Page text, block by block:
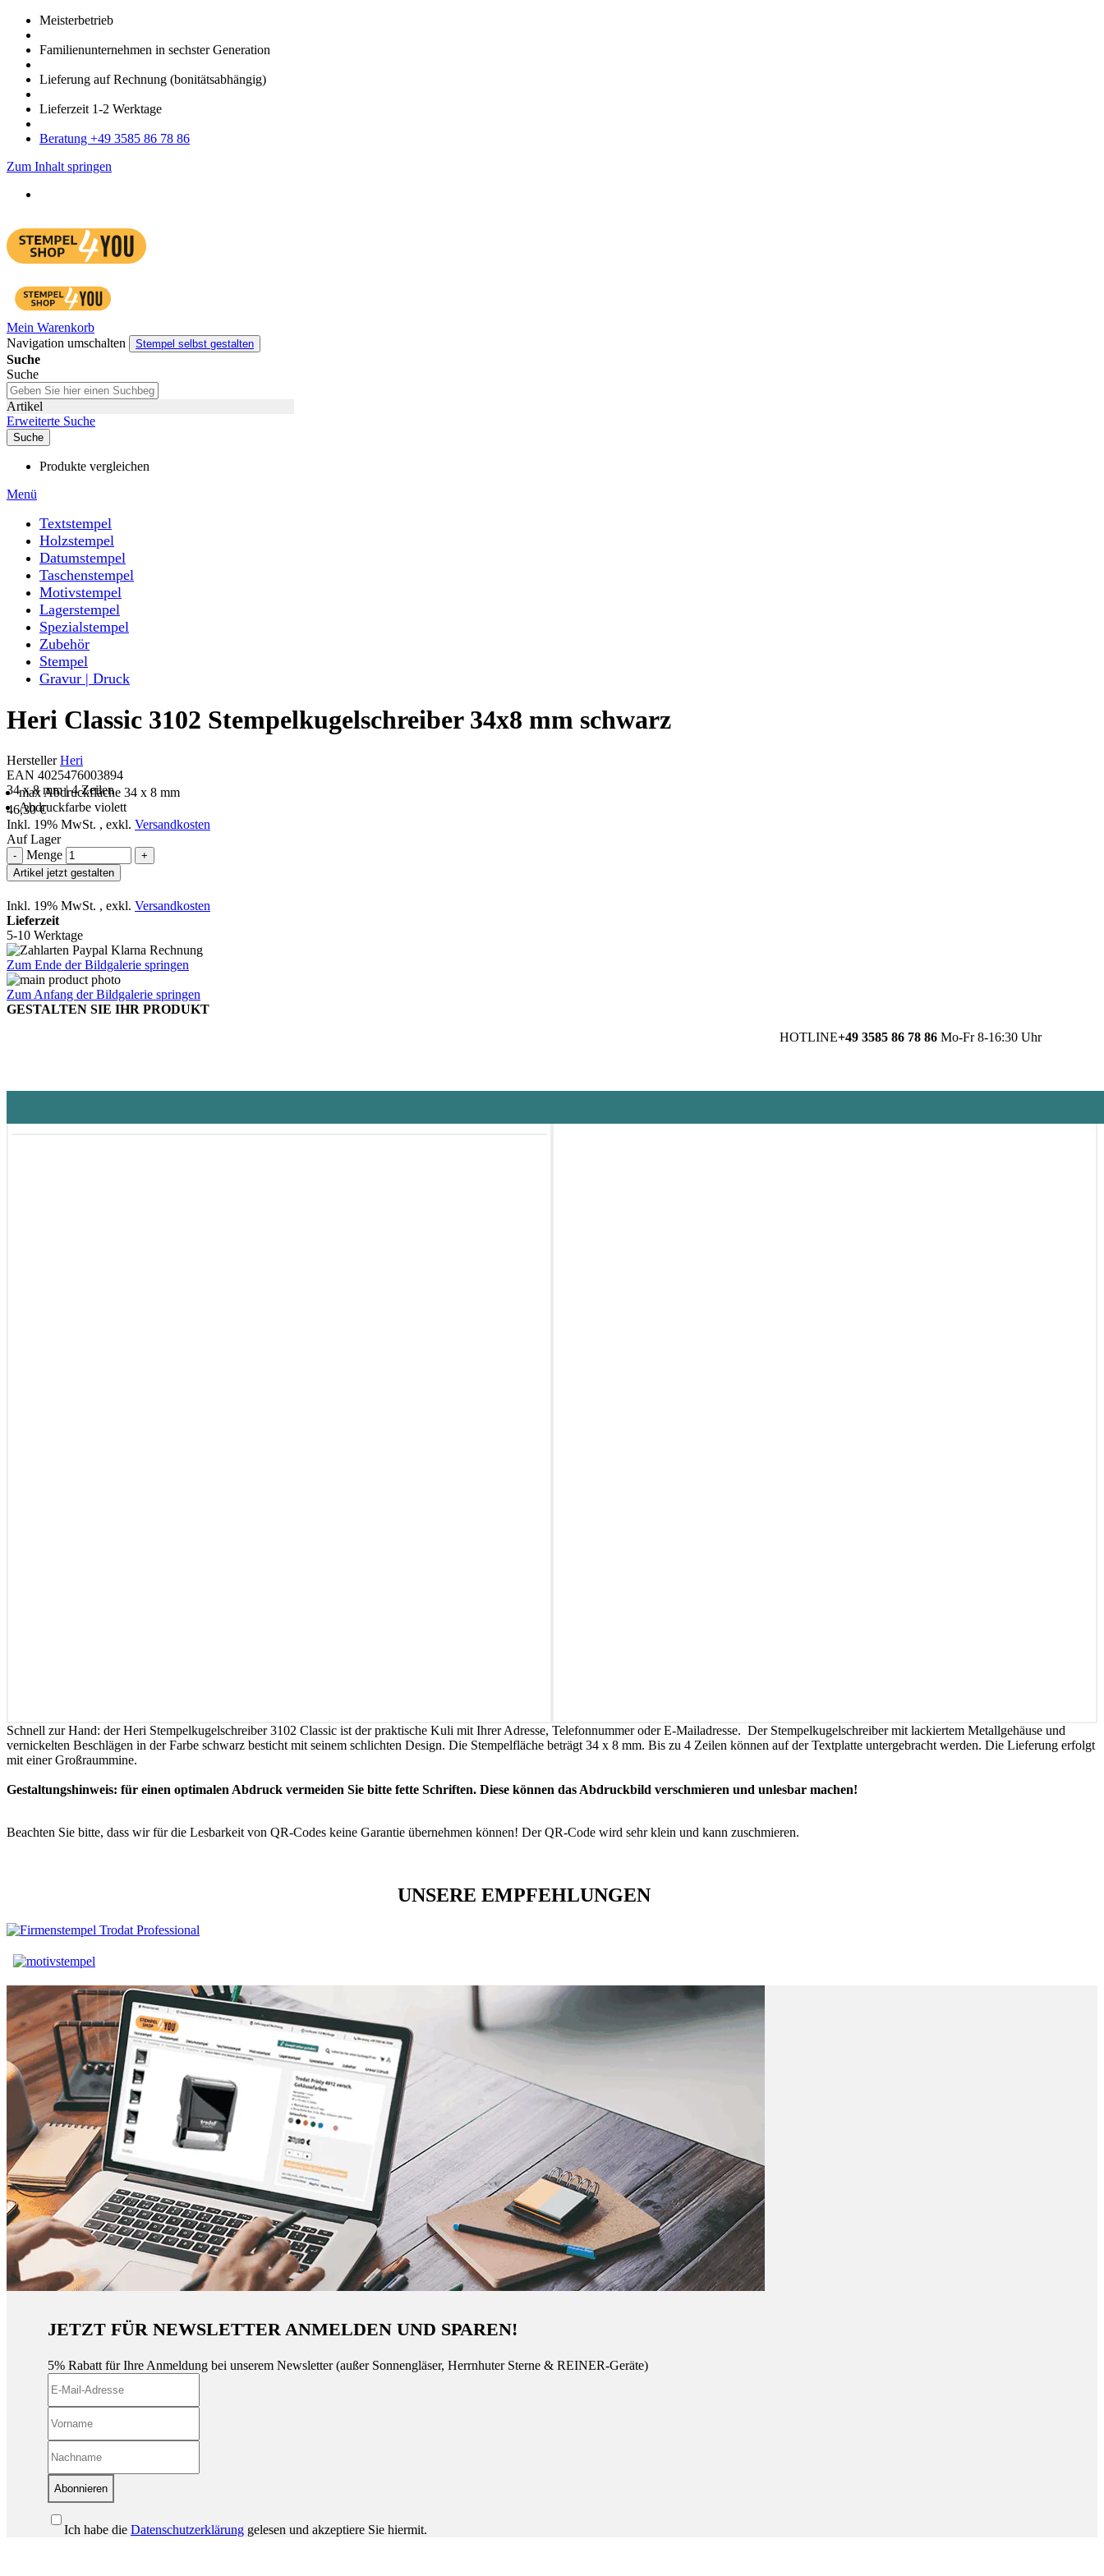
Meister­betrieb
Familien­unter­nehmen in sechster Gene­ration
Lieferung auf Rech­nung (bonitätsabhängig)
Liefer­zeit 1-2 Werk­tage
Bera­tung +49 3585 86 78 86
Zum Inhalt springen
Mein Warenkorb
Navigation umschalten
Stempel selbst gestalten
Suche
Suche
Artikel
Erweiterte Suche
Suche
Produkte vergleichen
Menü
Textstempel
Holzstempel
Datumstempel
Taschenstempel
Motivstempel
Lagerstempel
Spezialstempel
Zubehör
Stempel
Gravur | Druck
Heri Classic 3102 Stempelkugelschreiber 34x8 mm schwarz
HerstellerHeri
EAN 4025476003894
34 x 8 mm | 4 Zeilen
max Abdruckfläche 34 x 8 mm
Abdruckfarbe violett
46,30 €
Inkl. 19% MwSt. , exkl. Versandkosten
Auf Lager
- Menge
+
Artikel jetzt gestalten
Inkl. 19% MwSt. , exkl. Versandkosten
Lieferzeit
5-10 Werktage
Zum Ende der Bildgalerie springen
Zum Anfang der Bildgalerie springen
GESTALTEN SIE IHR PRODUKT
HOTLINE+49 3585 86 78 86 Mo-Fr 8-16:30 Uhr
Schnell zur Hand: der Heri Stempelkugelschreiber 3102 Classic ist der praktische Kuli mit Ihrer Adresse, Telefonnummer oder E-Mailadresse. Der Stempelkugelschreiber mit lackiertem Metallgehäuse und
vernickelten Beschlägen in der Farbe schwarz besticht mit seinem schlichten Design. Die Stempelfläche beträgt 34 x 8 mm. Bis zu 4 Zeilen können auf der Textplatte untergebracht werden. Die Lieferung erfolgt
mit einer Großraummine.
Gestaltungshinweis: für einen optimalen Abdruck vermeiden Sie bitte fette Schriften. Diese können das Abdruckbild verschmieren und unlesbar machen!
Beachten Sie bitte, dass wir für die Lesbarkeit von QR-Codes keine Garantie übernehmen können! Der QR-Code wird sehr klein und kann zuschmieren.
UNSERE EMPFEHLUNGEN
JETZT FÜR NEWSLETTER ANMELDEN UND SPAREN!
5% Rabatt für Ihre Anmeldung bei unserem Newsletter (außer Sonnengläser, Herrnhuter Sterne & REINER-Geräte)
Abonnieren
Ich habe die Datenschutzerklärung gelesen und akzeptiere Sie hiermit.